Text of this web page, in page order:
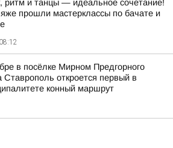
ритм и танцы — идеальное сочетание!
прошли мастерклассы по бачате и
08:12
в посёлке Мирном Предгорного
Ставрополь откроется первый в
конный маршрут